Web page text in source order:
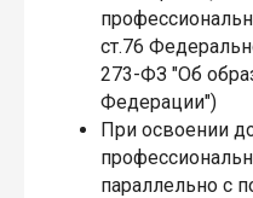
ст.76
273-ФЗ "Об
Федерации")
При освоении
параллельно с